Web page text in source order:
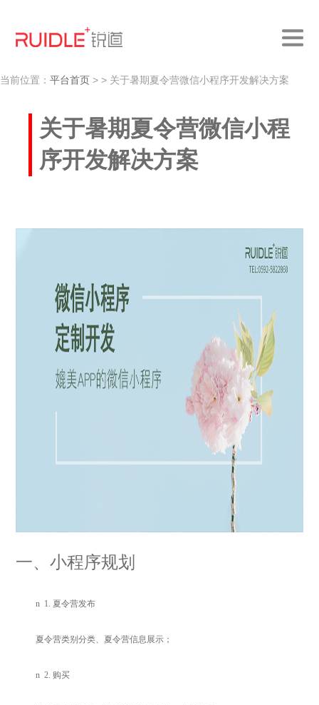
当前位置： 平台首页 > > 关于暑期夏令营微信小程序开发解决方案
关于暑期夏令营微信小程
序开发解决方案
一、小程序规划
n 1. 夏令营发布
夏令营类别分类、夏令营信息展示；
n 2. 购买